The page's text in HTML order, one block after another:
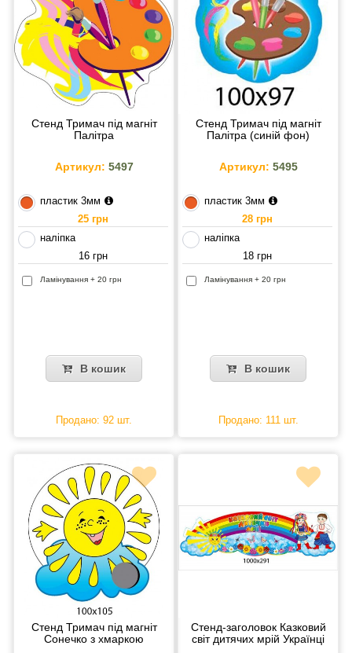
Стенд Тримач під магніт
Палітра
Артикул: 5497
пластик 3мм
25 грн
наліпка
16 грн
Ламінування + 20 грн
В кошик
Продано: 92 шт.
Стенд Тримач під магніт
Палітра (синій фон)
Артикул: 5495
пластик 3мм
28 грн
наліпка
18 грн
Ламінування + 20 грн
В кошик
Продано: 111 шт.
Стенд Тримач під магніт
Сонечко з хмаркою
Стенд-заголовок Казковий
світ дитячих мрій Українці